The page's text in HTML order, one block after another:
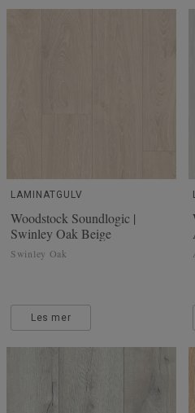
LAMINATGULV
Woodstock Soundlogic |
Swinley Oak Beige
Swinley Oak
Les mer